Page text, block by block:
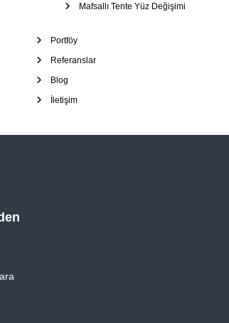
Mafsallı Tente Yüz Değişimi
Portföy
Referanslar
Blog
İletişim